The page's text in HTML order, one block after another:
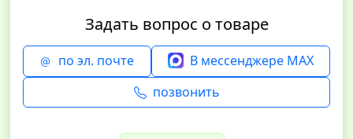
Задать вопрос о товаре
по эл. почте
В мессенджере MAX
позвонить